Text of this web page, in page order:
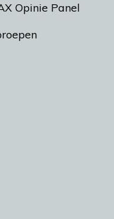
Opinie Panel